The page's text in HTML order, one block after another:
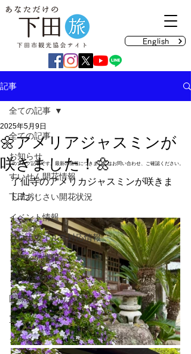
English
記事
全ての記事
お知らせ
すいせん開花情報
下田あじさい開花状況
イベント情報
コロナウイルス対応情報
メディア情報
きんめ祭り
国際カジキ釣り大会
買う
グルメ
全ての記事
🌼アメリアジャスミンが
咲きました！🌼
2025年5月9日
了仙寺のアメリカジャスミンが咲きま
した✨
のブログ記事です。最新の情報につきましてはお問い合わせ、ご確認ください。